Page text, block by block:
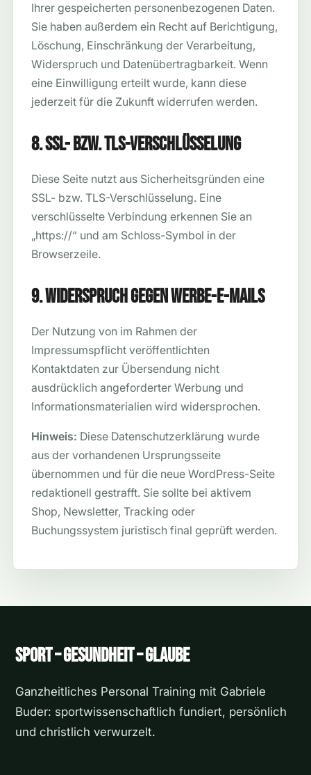
Ihrer gespeicherten personenbezogenen Daten.
Sie haben außerdem ein Recht auf Berichtigung,
Löschung, Einschränkung der Verarbeitung,
Widerspruch und Datenübertragbarkeit. Wenn
eine Einwilligung erteilt wurde, kann diese
jederzeit für die Zukunft widerrufen werden.
8. SSL- bzw. TLS-Verschlüsselung
Diese Seite nutzt aus Sicherheitsgründen eine
SSL- bzw. TLS-Verschlüsselung. Eine
verschlüsselte Verbindung erkennen Sie an
„https://“ und am Schloss-Symbol in der
Browserzeile.
9. Widerspruch gegen Werbe-E-Mails
Der Nutzung von im Rahmen der
Impressumspflicht veröffentlichten
Kontaktdaten zur Übersendung nicht
ausdrücklich angeforderter Werbung und
Informationsmaterialien wird widersprochen.
Hinweis: Diese Datenschutzerklärung wurde
aus der vorhandenen Ursprungsseite
übernommen und für die neue WordPress-Seite
redaktionell gestrafft. Sie sollte bei aktivem
Shop, Newsletter, Tracking oder
Buchungssystem juristisch final geprüft werden.
Sport – Gesundheit – Glaube
Ganzheitliches Personal Training mit Gabriele
Buder: sportwissenschaftlich fundiert, persönlich
und christlich verwurzelt.